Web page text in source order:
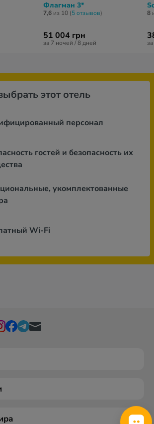
Флагман 3*
7,6из 10 (5 отзывов)
51 004 грн
за 7 ночей / 8 дней
8
этот отель
персонал
гостей и безопасность их
укомплектованные
Wi-Fi